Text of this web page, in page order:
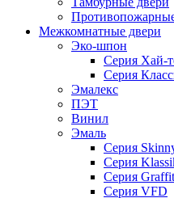
Межкомнатные двери
Эко-шпон
Серия Хай-
Серия
Эмалекс
ПЭТ
Винил
Эмаль
Серия
Серия
Серия
Серия VFD